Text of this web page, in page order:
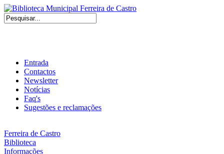
Entrada
Contactos
Newsletter
Notícias
Faq's
Sugestões e reclamações
Ferreira de Castro
Biblioteca
Informações